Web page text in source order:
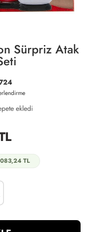
Sürpriz Atak
ekledi
TL